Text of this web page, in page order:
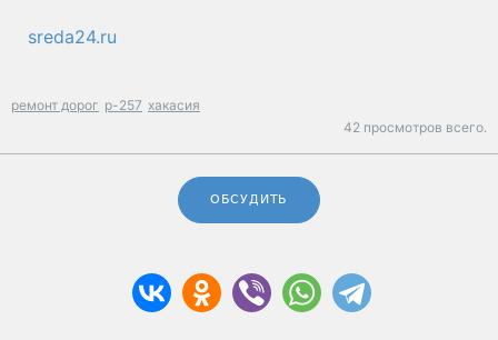
sreda24.ru
ремонт дорог р-257 хакасия
42 просмотров всего.
ОБСУДИТЬ